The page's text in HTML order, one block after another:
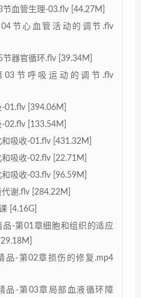
血管生理-03.flv [44.27M]
节心血管活动的调节.flv
器官循环.flv [39.34M]
03节呼吸运动的调节.flv
01.flv [394.06M]
02.flv [133.54M]
吸收-01.flv [431.32M]
吸收-02.flv [22.71M]
吸收-03.flv [96.59M]
谢.flv [284.22M]
[4.16G]
品-第01章细胞和组织的适应
品-第02章损伤的修复.mp4
品-第03章局部血液循环障